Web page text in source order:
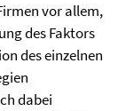
vor allem,
des Faktors
des einzelnen
dabei